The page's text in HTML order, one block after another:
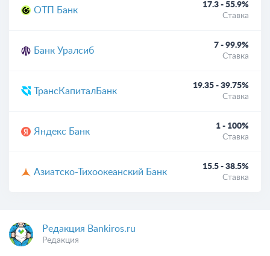
ОТП Банк
17.3 - 55.9%
Ставка
Банк Уралсиб
7 - 99.9%
Ставка
ТрансКапиталБанк
19.35 - 39.75%
Ставка
Яндекс Банк
1 - 100%
Ставка
Азиатско-Тихоокеанский Банк
15.5 - 38.5%
Ставка
Редакция Bankiros.ru
Редакция